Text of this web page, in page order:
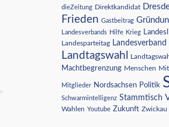
dieZeitung Direktkandidat
Frieden Gastbeitrag
Landesverbands Hilfe Krieg
Landesparteitag Landesverband
Landtagswahl
Machtbegrenzung Menschen
Mitglieder Nordsachsen Politik
Schwarmintelligenz Stammtisch
Wahlen Youtube Zukunft Zwickau